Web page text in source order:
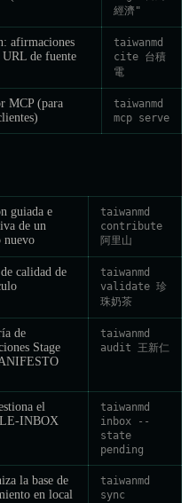
經濟"
afirmaciones
de fuente
taiwanmd
cite 台積
電
MCP (para
taiwanmd
mcp serve
guiada e
de un
nuevo
taiwanmd
contribute
阿里山
calidad de
taiwanmd
validate 珍
珠奶茶
de
Stage
taiwanmd
audit 王新仁
el
INBOX
taiwanmd
inbox --
state
pending
la base de
en local
taiwanmd
sync